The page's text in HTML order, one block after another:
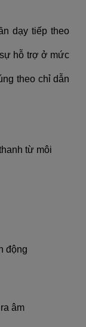
dạy tiếp theo
hỗ trợ ở mức
theo chỉ dẫn
từ môi
động
âm